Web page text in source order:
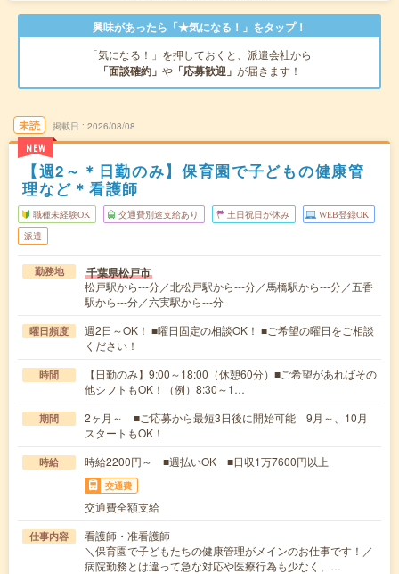
興味があったら「★気になる！」をタップ！
「気になる！」を押しておくと、派遣会社から
「面談確約」 や 「応募歓迎」 が届きます！
未読
NEW
掲載日 2026/08/08
【週2～＊日勤のみ】保育園で子どもの健康管
理など＊看護師
職種未経験OK 交通費別途支給あり 土日祝日が休み WEB登録OK
派遣
勤務地 千葉県松戸市
松戸駅から---分／北松戸駅から---分／馬橋駅から---分／五香
駅から---分／六実駅から---分
曜日頻度
週2日～OK！ ■曜日固定の相談OK！ ■ご希望の曜日をご相談
ください！
時間
【日勤のみ】9:00～18:00（休憩60分）■ご希望があればその
他シフトもOK！（例）8:30～1…
期間
2ヶ月～ ■ご応募から最短3日後に開始可能 9月～、10月
スタートもOK！
時給 時給2200円～ ■週払いOK ■日収1万7600円以上
交通費
交通費全額支給
仕事内容
看護師・准看護師
＼保育園で子どもたちの健康管理がメインのお仕事です！／
病院勤務とは違って急な対応や医療行為も少なく、…